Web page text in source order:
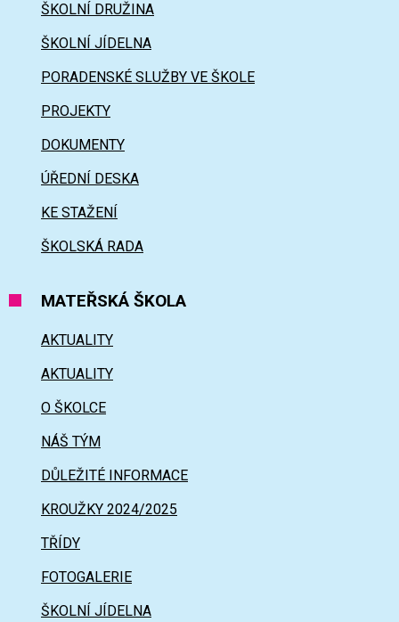
ŠKOLNÍ DRUŽINA
ŠKOLNÍ JÍDELNA
PORADENSKÉ SLUŽBY VE ŠKOLE
PROJEKTY
DOKUMENTY
ÚŘEDNÍ DESKA
KE STAŽENÍ
ŠKOLSKÁ RADA
MATEŘSKÁ ŠKOLA
AKTUALITY
AKTUALITY
O ŠKOLCE
NÁŠ TÝM
DŮLEŽITÉ INFORMACE
KROUŽKY 2024/2025
TŘÍDY
FOTOGALERIE
ŠKOLNÍ JÍDELNA